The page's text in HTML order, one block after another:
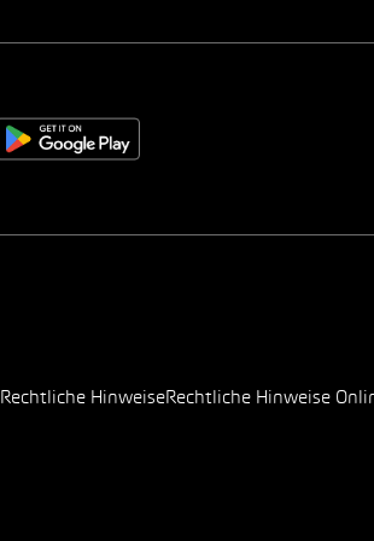
Rechtliche HinweiseRechtliche Hinweise